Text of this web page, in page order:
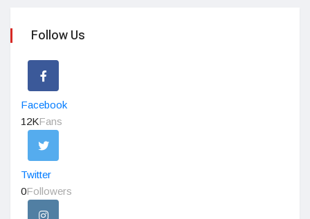
Follow Us
Facebook
12KFans
Twitter
0Followers